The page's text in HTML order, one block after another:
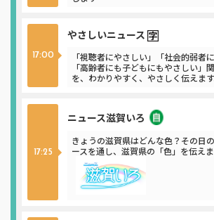
17:00
やさしいニュース
「視聴者にやさしい」「社会的弱者
「高齢者にも子どもにもやさしい」
を、わかりやすく、やさしく伝えます
17:25
ニュース滋賀いろ
きょうの滋賀県はどんな色？その日
ースを通し、滋賀県の「色」を伝え